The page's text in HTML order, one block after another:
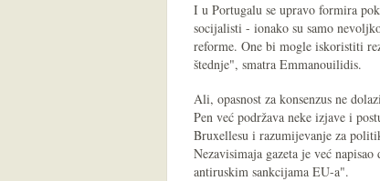
I u Portugalu se upravo formira
socijalisti - ionako su samo
reforme. One bi mogle iskoristiti
štednje", smatra Emmanouilidis.
Ali, opasnost za konsenzus ne
Pen već podržava neke izjave i
Bruxellesu i razumijevanje za
Nezavisimaja gazeta je već
antiruskim sankcijama EU-a".